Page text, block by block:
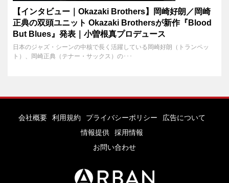
【インタビュー｜Okazaki Brothers】岡崎好朗／岡崎
正典の双頭ユニット Okazaki Brothersが新作『Blood
But Blues』発表｜小曽根真プロデュース
日本のジャズ・シーンの中核で長く活躍している岡崎好朗（トランペッ
ト）、岡崎正典（テナー・サックス）の･･･
会社概要 利用規約 プライバシーポリシー
広告について
情報提供
採用情報
お問い合わせ